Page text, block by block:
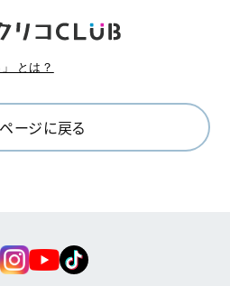
とは？
ージに戻る